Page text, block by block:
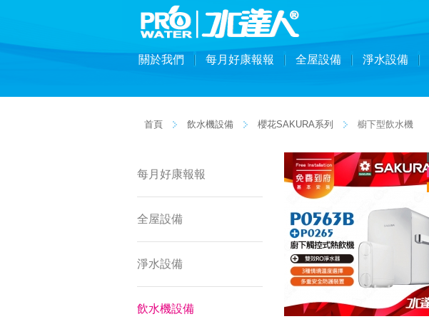
關於我們 每月好康報報 全屋設備 淨水設備
首頁 飲水機設備 櫻花SAKURA系列 櫥下型飲水機
每月好康報報
全屋設備
淨水設備
飲水機設備